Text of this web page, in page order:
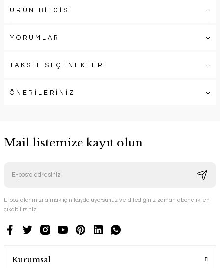
ÜRÜN BİLGİSİ
YORUMLAR
TAKSİT SEÇENEKLERİ
ÖNERİLERİNİZ
Mail listemize kayıt olun
E-postalarımızı almak için kaydoluyorsunuz ve dilediğiniz zaman abonelikten
çıkabilirsiniz.
Kurumsal